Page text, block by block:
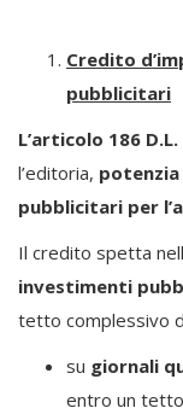
Credito
pubblicitari
L’articolo 186
l’editoria,
pubblicitari per
Il credito spetta
investimenti
tetto complessivo
su giornali
entro un